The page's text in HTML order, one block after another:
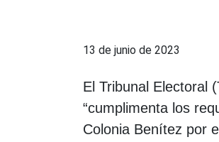
13 de junio de 2023
El Tribunal Electoral
“cumplimenta los
Colonia Benítez por